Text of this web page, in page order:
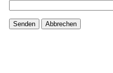
Senden Abbrechen